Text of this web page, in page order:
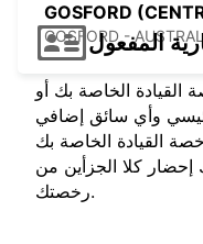
GOSFORD
GOSFORD -
المفعول
القيادة الخاصة بك أو
وأي سائق إضافي
القيادة الخاصة بك
كلا الجزأين من
رخصتك.